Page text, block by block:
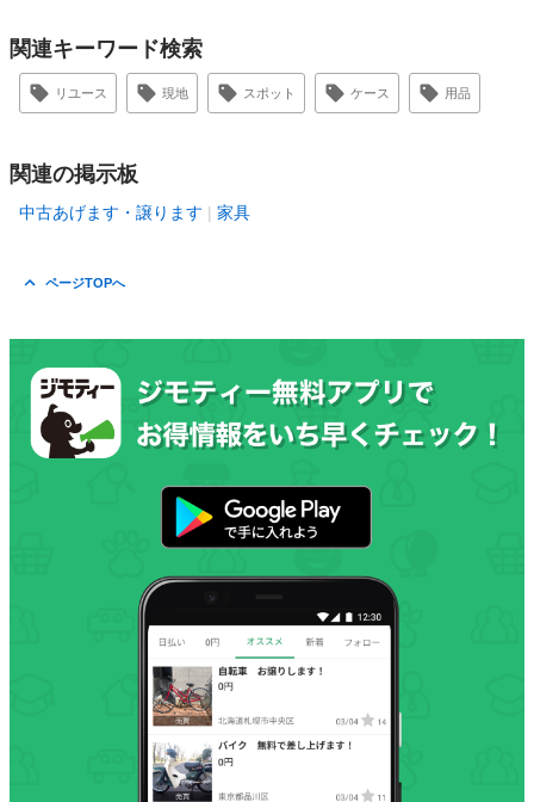
関連キーワード検索
リユース 現地 スポット ケース 用品
関連の掲示板
中古あげます・譲ります 家具
ページTOPへ